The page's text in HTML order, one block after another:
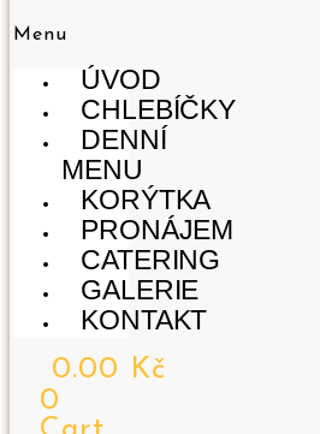
Menu
ÚVOD
CHLEBÍČKY
DENNÍ
MENU
KORÝTKA
PRONÁJEM
CATERING
GALERIE
KONTAKT
0.00 Kč
0